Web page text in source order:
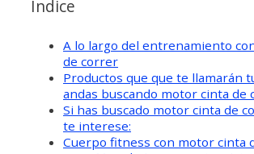
Índice
A lo largo del entrenamiento
de correr
Productos que que te llamarán
andas buscando motor cinta de
Si has buscado motor cinta de
te interese:
Cuerpo fitness con motor cinta